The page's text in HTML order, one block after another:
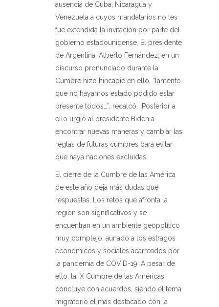
ausencia de Cuba, Nicaragua y
Venezuela a cuyos mandatarios no les
fue extendida la invitación por parte del
gobierno estadounidense. El presidente
de Argentina, Alberto Fernández, en un
discurso pronunciado durante la
Cumbre hizo hincapié en ello, “lamento
que no hayamos estado podido estar
presente todos…”, recalcó.
Posterior a
ello urgió al presidente Biden a
encontrar nuevas maneras y cambiar las
reglas de futuras cumbres para evitar
que haya naciones excluidas.
El cierre de la Cumbre de las América
de este año deja más dudas que
respuestas. Los retos que afronta la
región son significativos y se
encuentran en un ambiente geopolítico
muy complejo, aunado a los estragos
económicos y sociales acarreados por
la pandemia de COVID-19. A pesar de
ello, la IX Cumbre de las Américas
concluye con acuerdos, siendo el tema
migratorio el más destacado con la